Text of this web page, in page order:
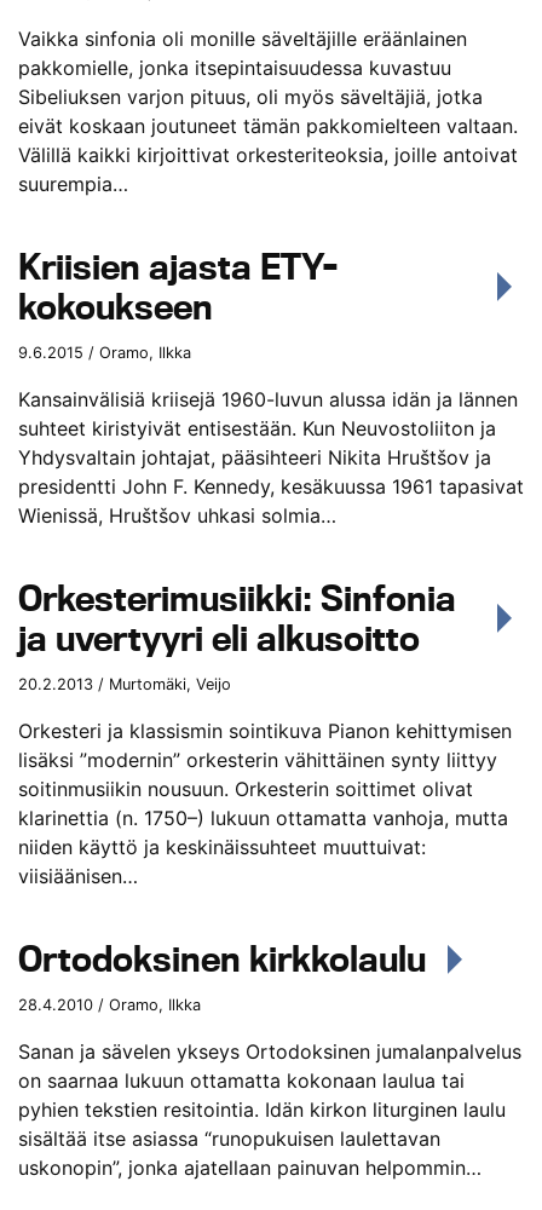
Vaikka sinfonia oli monille säveltäjille eräänlainen
pakkomielle, jonka itsepintaisuudessa kuvastuu
Sibeliuksen varjon pituus, oli myös säveltäjiä, jotka
eivät koskaan joutuneet tämän pakkomielteen valtaan.
Välillä kaikki kirjoittivat orkesteriteoksia, joille antoivat
suurempia…
Kriisien ajasta ETY-
kokoukseen
9.6.2015 / Oramo, Ilkka
Kansainvälisiä kriisejä 1960-luvun alussa idän ja lännen
suhteet kiristyivät entisestään. Kun Neuvostoliiton ja
Yhdysvaltain johtajat, pääsihteeri Nikita Hruštšov ja
presidentti John F. Kennedy, kesäkuussa 1961 tapasivat
Wienissä, Hruštšov uhkasi solmia…
Orkesterimusiikki: Sinfonia
ja uvertyyri eli alkusoitto
20.2.2013 / Murtomäki, Veijo
Orkesteri ja klassismin sointikuva Pianon kehittymisen
lisäksi ”modernin” orkesterin vähittäinen synty liittyy
soitinmusiikin nousuun. Orkesterin soittimet olivat
klarinettia (n. 1750–) lukuun ottamatta vanhoja, mutta
niiden käyttö ja keskinäissuhteet muuttuivat:
viisiäänisen…
Ortodoksinen kirkkolaulu
28.4.2010 / Oramo, Ilkka
Sanan ja sävelen ykseys Ortodoksinen jumalanpalvelus
on saarnaa lukuun ottamatta kokonaan laulua tai
pyhien tekstien resitointia. Idän kirkon liturginen laulu
sisältää itse asiassa “runopukuisen laulettavan
uskonopin”, jonka ajatellaan painuvan helpommin…